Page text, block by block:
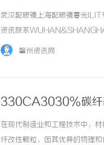
武汉配眼镜上海配眼镜暮光
资讯联系
品牌，现于武汉与上海设有4家
肇州资讯网
330CA3030%碳纤
在现代制造业和工程技术中，
纤改性颗粒，因其优异的物理